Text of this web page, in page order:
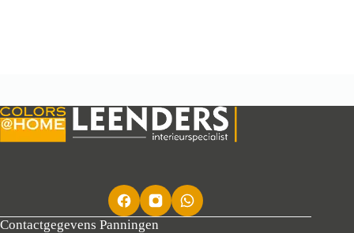
Contactgegevens Panningen